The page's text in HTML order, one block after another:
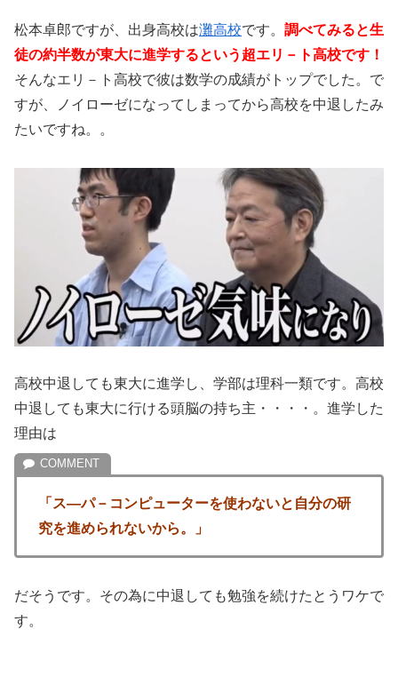
松本卓郎ですが、出身高校は灘高校です。 調べてみると生
徒の約半数が東大に進学するという超エリ－ト高校です！
そんなエリ－ト高校で彼は数学の成績がトップでした。で
すが、ノイローゼになってしまってから高校を中退したみ
たいですね。。
高校中退しても東大に進学し、学部は理科一類です。高校
中退しても東大に行ける頭脳の持ち主・・・・。進学した
理由は
「ス―パ－コンピューターを使わないと自分の研
究を進められないから。」
だそうです。その為に中退しても勉強を続けたとうワケで
す。